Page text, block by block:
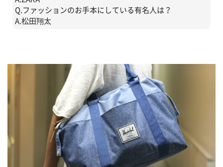
Q.ファッションのお手本にしている有名人は？
A.松田翔太